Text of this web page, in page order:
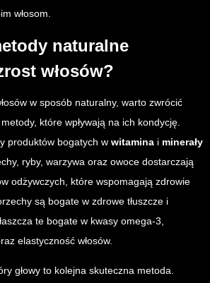
włosom.
naturalne
włosów?
w sposób naturalny, warto zwrócić
które wpływają na ich kondycję.
produktów bogatych w witamina i minerały
ryby, warzywa oraz owoce dostarczają
odżywczych, które wspomagają zdrowie
są bogate w zdrowe tłuszcze i
te bogate w kwasy omega-3,
elastyczność włosów.
głowy to kolejna skuteczna metoda.